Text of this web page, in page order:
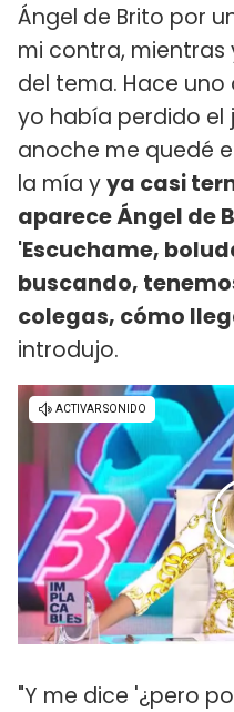
Ángel de Brito por
mi contra,
del tema. Hace
yo había perdido el
anoche me quedé
la mía yya casi
aparece Ángel de
'Escuchame,
buscando,
colegas, cómo
introdujo.
"Y me dice '¿pero